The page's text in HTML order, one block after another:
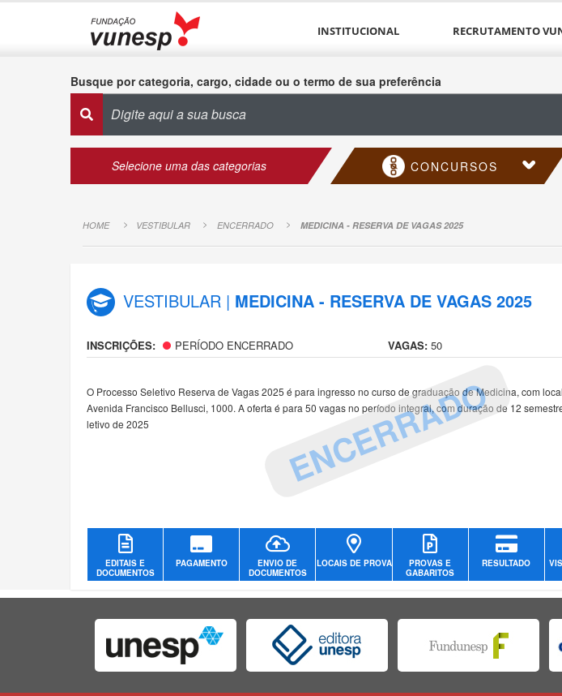
INSTITUCIONAL RECRUTAMENTO
Busque por categoria, cargo, cidade ou o termo de sua preferência
Selecione uma das categorias CONCURSOS
HOME VESTIBULAR ENCERRADO MEDICINA - RESERVA DE VAGAS 2025
VESTIBULAR | MEDICINA - RESERVA DE VAGAS 2025
INSCRIÇÕES: PERÍODO ENCERRADO VAGAS:50
ENCERRADO
O Processo Seletivo Reserva de Vagas 2025 é para ingresso no curso de graduação de Medicina, com
Avenida Francisco Bellusci, 1000. A oferta é para 50 vagas no período integral, com duração de 12
letivo de 2025
EDITAIS E
DOCUMENTOS
PAGAMENTO
ENVIO DE
DOCUMENTOS
LOCAIS DE PROVA
PROVAS E
GABARITOS
RESULTADO